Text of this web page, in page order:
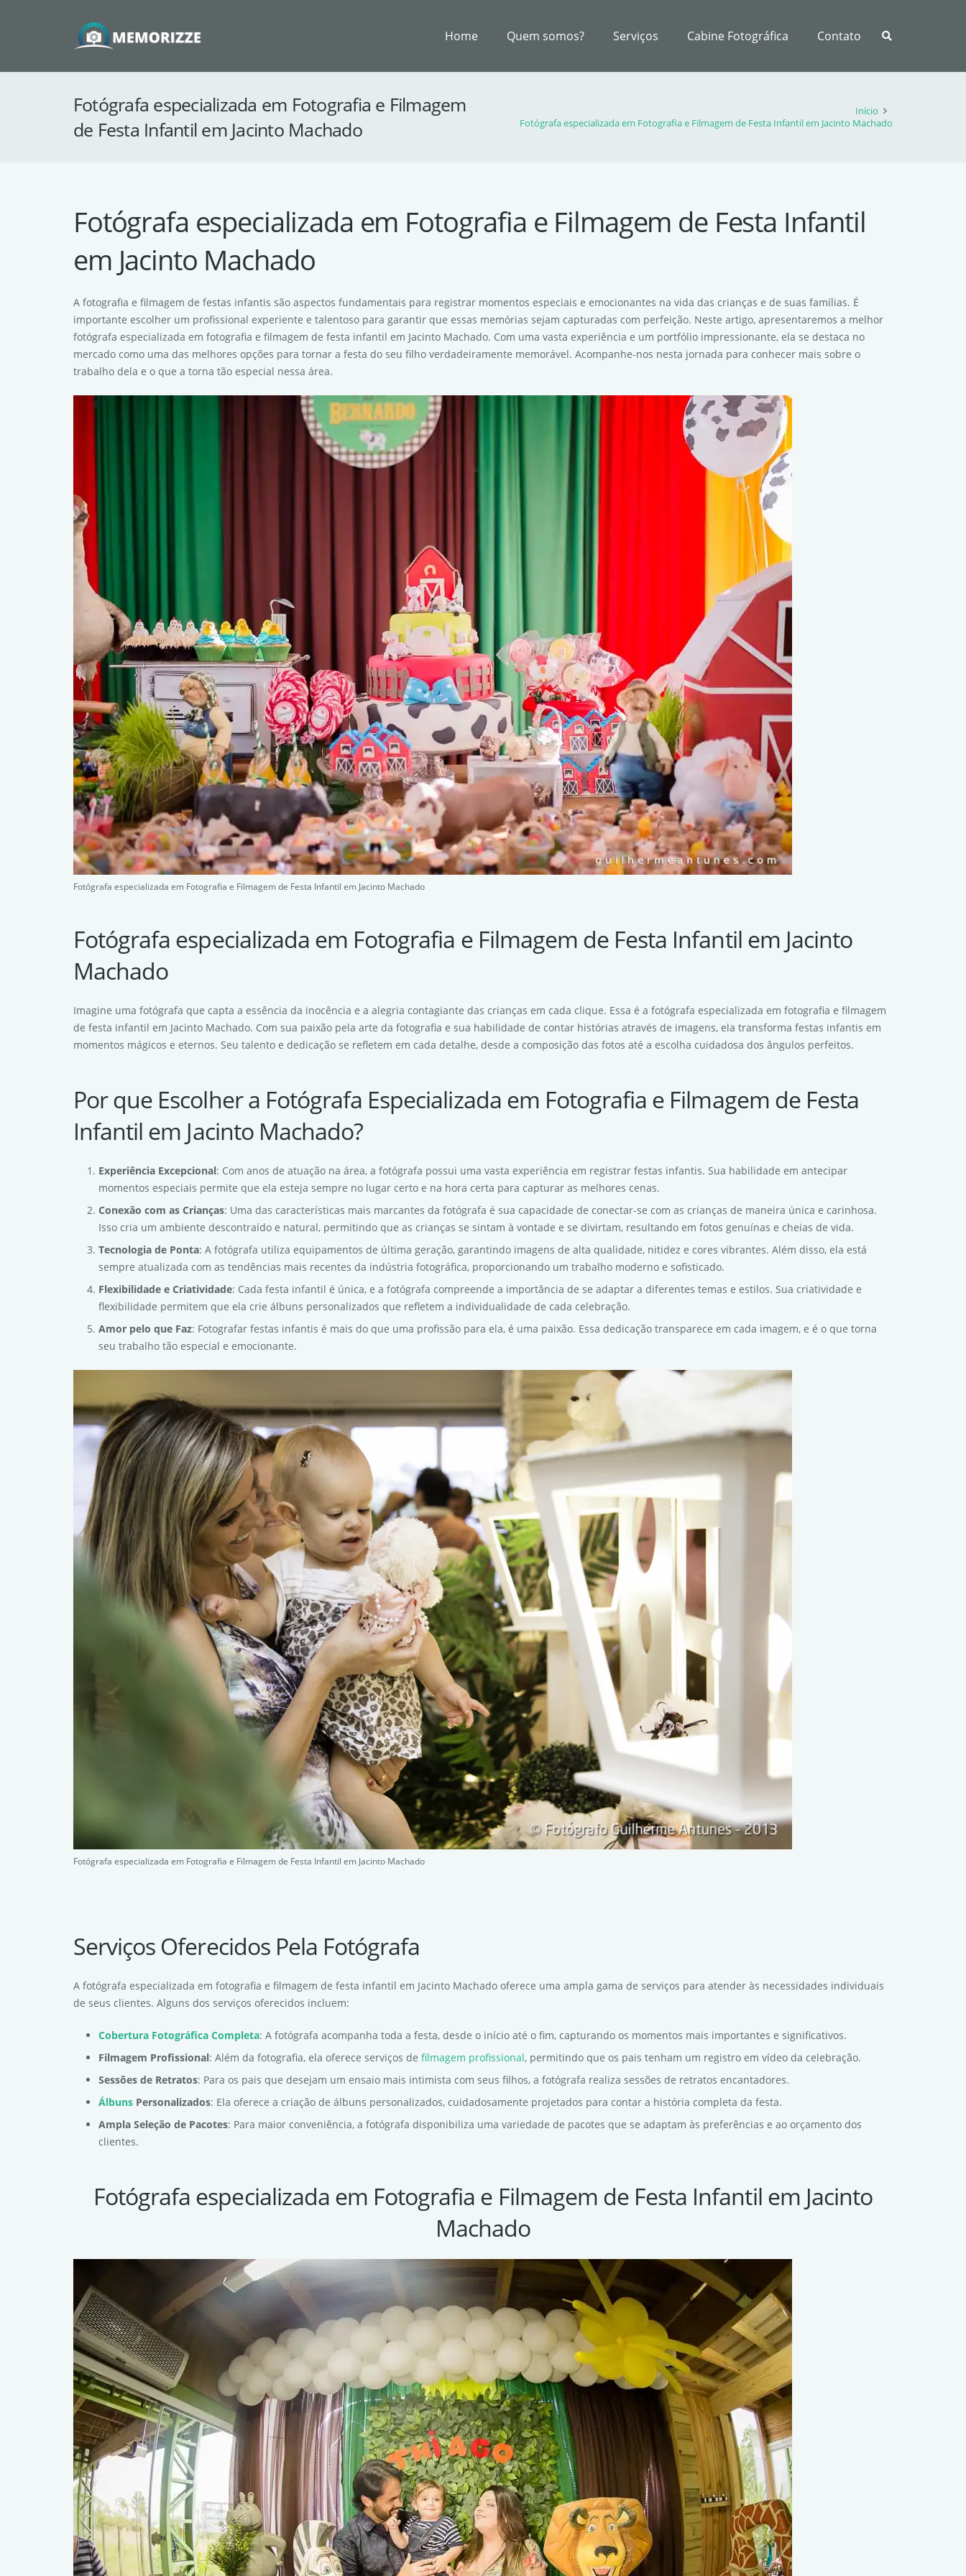
Home Quem somos? Serviços Cabine Fotográfica Contato
Fotógrafa especializada em Fotografia e Filmagem
de Festa Infantil em Jacinto Machado
Início
Fotógrafa especializada em Fotografia e Filmagem de Festa Infantil em Jacinto Machado
Fotógrafa especializada em Fotografia e Filmagem de Festa Infantil
em Jacinto Machado
A fotografia e filmagem de festas infantis são aspectos fundamentais para registrar momentos especiais e emocionantes na vida das crianças e de suas famílias. É
importante escolher um profissional experiente e talentoso para garantir que essas memórias sejam capturadas com perfeição. Neste artigo, apresentaremos a melhor
fotógrafa especializada em fotografia e filmagem de festa infantil em Jacinto Machado. Com uma vasta experiência e um portfólio impressionante, ela se destaca no
mercado como uma das melhores opções para tornar a festa do seu filho verdadeiramente memorável. Acompanhe-nos nesta jornada para conhecer mais sobre o
trabalho dela e o que a torna tão especial nessa área.
Fotógrafa especializada em Fotografia e Filmagem de Festa Infantil em Jacinto Machado
Fotógrafa especializada em Fotografia e Filmagem de Festa Infantil em Jacinto
Machado
Imagine uma fotógrafa que capta a essência da inocência e a alegria contagiante das crianças em cada clique. Essa é a fotógrafa especializada em fotografia e filmagem
de festa infantil em Jacinto Machado. Com sua paixão pela arte da fotografia e sua habilidade de contar histórias através de imagens, ela transforma festas infantis em
momentos mágicos e eternos. Seu talento e dedicação se refletem em cada detalhe, desde a composição das fotos até a escolha cuidadosa dos ângulos perfeitos.
Por que Escolher a Fotógrafa Especializada em Fotografia e Filmagem de Festa
Infantil em Jacinto Machado?
Experiência Excepcional: Com anos de atuação na área, a fotógrafa possui uma vasta experiência em registrar festas infantis. Sua habilidade em antecipar
momentos especiais permite que ela esteja sempre no lugar certo e na hora certa para capturar as melhores cenas.
Conexão com as Crianças: Uma das características mais marcantes da fotógrafa é sua capacidade de conectar-se com as crianças de maneira única e carinhosa.
Isso cria um ambiente descontraído e natural, permitindo que as crianças se sintam à vontade e se divirtam, resultando em fotos genuínas e cheias de vida.
Tecnologia de Ponta: A fotógrafa utiliza equipamentos de última geração, garantindo imagens de alta qualidade, nitidez e cores vibrantes. Além disso, ela está
sempre atualizada com as tendências mais recentes da indústria fotográfica, proporcionando um trabalho moderno e sofisticado.
Flexibilidade e Criatividade: Cada festa infantil é única, e a fotógrafa compreende a importância de se adaptar a diferentes temas e estilos. Sua criatividade e
flexibilidade permitem que ela crie álbuns personalizados que refletem a individualidade de cada celebração.
Amor pelo que Faz: Fotografar festas infantis é mais do que uma profissão para ela, é uma paixão. Essa dedicação transparece em cada imagem, e é o que torna
seu trabalho tão especial e emocionante.
Fotógrafa especializada em Fotografia e Filmagem de Festa Infantil em Jacinto Machado
Serviços Oferecidos Pela Fotógrafa
A fotógrafa especializada em fotografia e filmagem de festa infantil em Jacinto Machado oferece uma ampla gama de serviços para atender às necessidades individuais
de seus clientes. Alguns dos serviços oferecidos incluem:
Cobertura Fotográfica Completa: A fotógrafa acompanha toda a festa, desde o início até o fim, capturando os momentos mais importantes e significativos.
Filmagem Profissional: Além da fotografia, ela oferece serviços de filmagem profissional, permitindo que os pais tenham um registro em vídeo da celebração.
Sessões de Retratos: Para os pais que desejam um ensaio mais intimista com seus filhos, a fotógrafa realiza sessões de retratos encantadores.
Álbuns Personalizados: Ela oferece a criação de álbuns personalizados, cuidadosamente projetados para contar a história completa da festa.
Ampla Seleção de Pacotes: Para maior conveniência, a fotógrafa disponibiliza uma variedade de pacotes que se adaptam às preferências e ao orçamento dos
clientes.
Fotógrafa especializada em Fotografia e Filmagem de Festa Infantil em Jacinto
Machado